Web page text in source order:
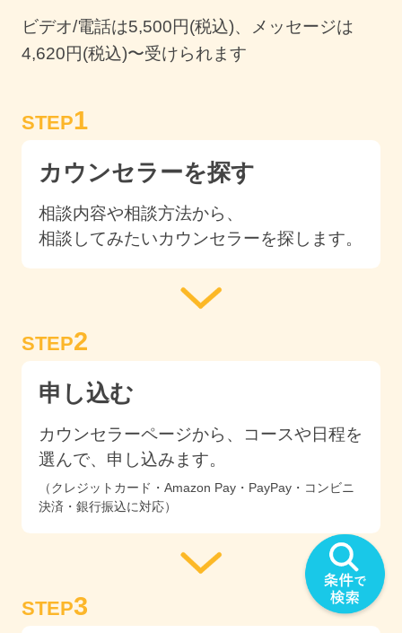
ビデオ/電話は5,500円(税込)、メッセージは
4,620円(税込)〜受けられます
STEP1
カウンセラーを探す
相談内容や相談方法から、
相談してみたいカウンセラーを探します。
STEP2
申し込む
カウンセラーページから、コースや日程を
選んで、申し込みます。
（クレジットカード・Amazon Pay・PayPay・コンビニ
決済・銀行振込に対応）
STEP3